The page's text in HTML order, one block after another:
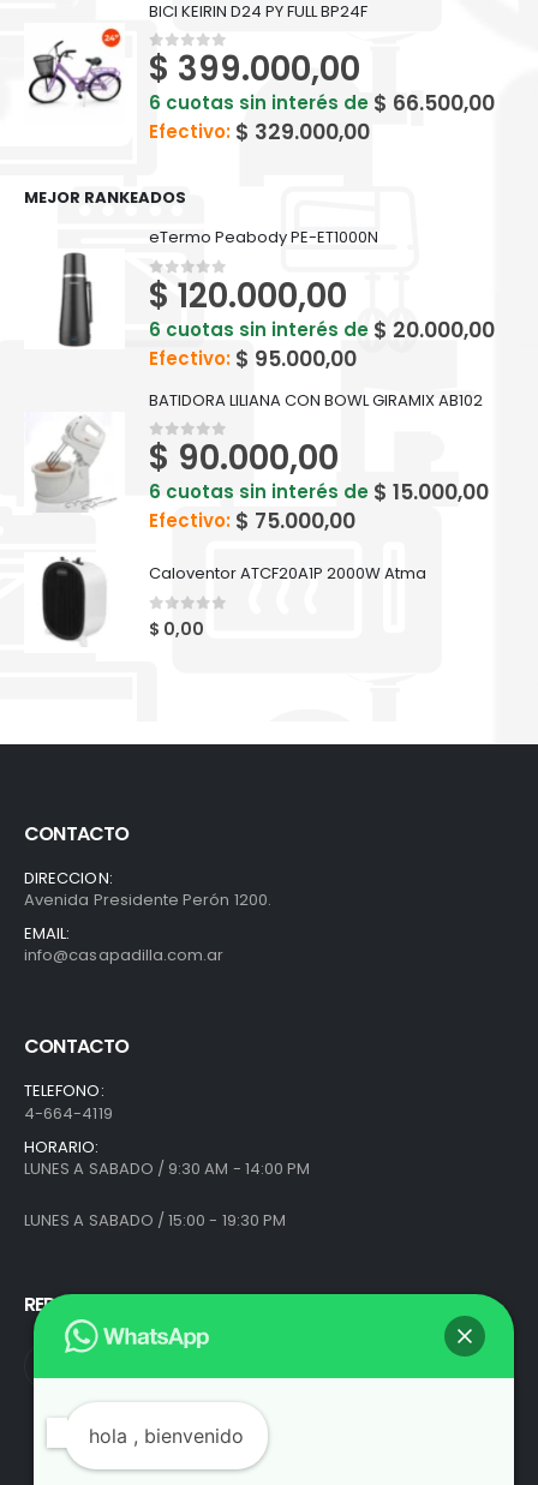
BICI KEIRIN D24 PY FULL BP24F
0out of 5
$ 399.000,00
6 cuotas sin interés de $ 66.500,00
Efectivo: $ 329.000,00
MEJOR RANKEADOS
eTermo Peabody PE-ET1000N
0out of 5
$ 120.000,00
6 cuotas sin interés de $ 20.000,00
Efectivo: $ 95.000,00
BATIDORA LILIANA CON BOWL GIRAMIX AB102
0out of 5
$ 90.000,00
6 cuotas sin interés de $ 15.000,00
Efectivo: $ 75.000,00
Caloventor ATCF20A1P 2000W Atma
0 out of 5
$ 0,00
CONTACTO
DIRECCION:
Avenida Presidente Perón 1200.
EMAIL:
info@casapadilla.com.ar
CONTACTO
TELEFONO:
4-664-4119
HORARIO:
LUNES A SABADO / 9:30 AM - 14:00 PM
LUNES A SABADO / 15:00 - 19:30 PM
REDES SOCIALES